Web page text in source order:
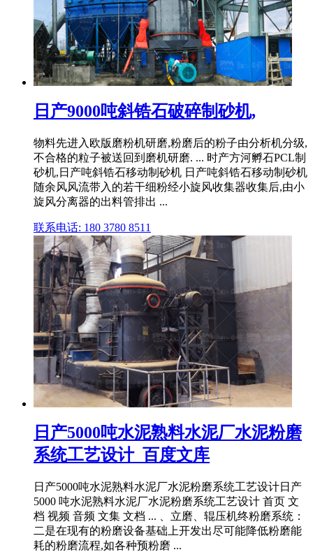
日产9000吨斜锆石破碎制砂机,
物料先进入欧版磨粉机研磨,粉磨后的粉子由分析机分级,
不合格的粒子被送回到磨机研磨. ... 时产方河孵石PCL制
砂机,日产吨斜锆石移动制砂机 日产吨斜锆石移动制砂机
随余风风流带入的若干细粉经小旋风收集器收集后,由小
旋风分离器的出料管排出 ...
联系电话: 180 3780 8511
日产5000吨水泥熟料水泥厂水泥粉磨
系统工艺设计_百度文库
日产5000吨水泥熟料水泥厂水泥粉磨系统工艺设计日产
5000 吨水泥熟料水泥厂水泥粉磨系统工艺设计 首页 文
档 视频 音频 文集 文档 ... 、立磨、辊压机终粉磨系统：
二是在现有的粉磨设备基础上开发出尽可能降低粉磨能
耗的粉磨流程,如各种预粉磨 ...